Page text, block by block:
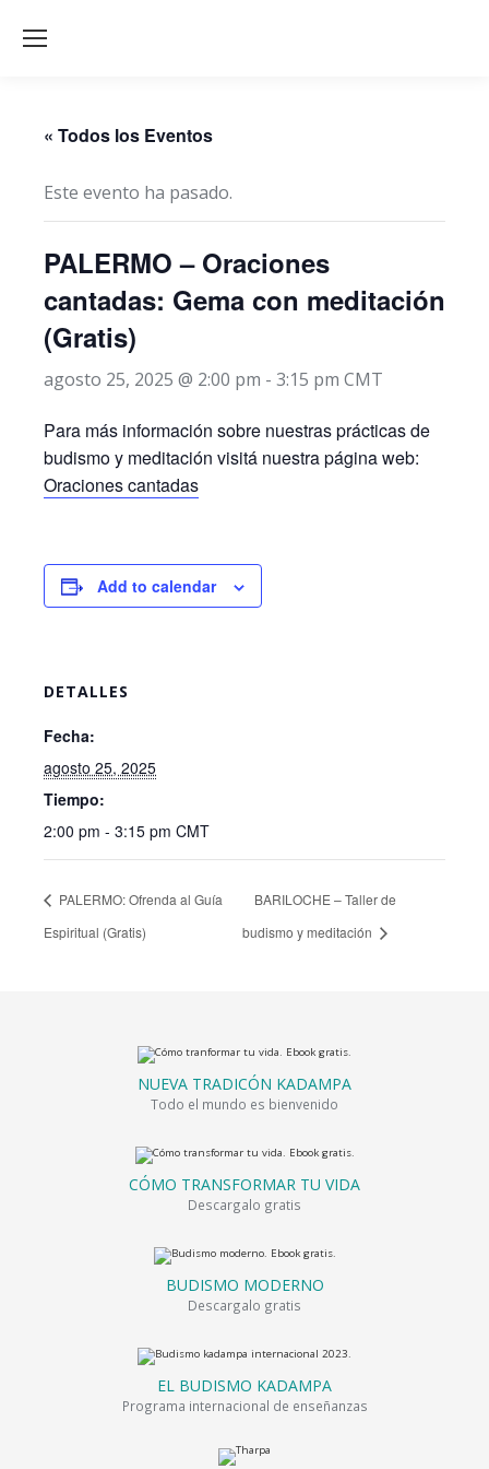
« Todos los Eventos
Este evento ha pasado.
PALERMO – Oraciones
cantadas: Gema con meditación
(Gratis)
agosto 25, 2025 @ 2:00 pm - 3:15 pm CMT
Para más información sobre nuestras prácticas de
budismo y meditación visitá nuestra página web:
Oraciones cantadas
Add to calendar
DETALLES
Fecha:
agosto 25, 2025
Tiempo:
2:00 pm - 3:15 pm CMT
PALERMO: Ofrenda al Guía
Espiritual (Gratis)
BARILOCHE – Taller de
budismo y meditación
NUEVA TRADICÓN KADAMPA
Todo el mundo es bienvenido
CÓMO TRANSFORMAR TU VIDA
Descargalo gratis
BUDISMO MODERNO
Descargalo gratis
EL BUDISMO KADAMPA
Programa internacional de enseñanzas